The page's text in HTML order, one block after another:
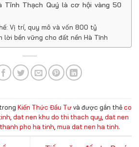
Tĩnh Thạch Quý là cơ hội vàng 50
Vị trí, quy mô và vốn 800 tỷ
lời bền vững cho đất nền Hà Tĩnh
Kiến Thức Đầu Tưvà được gắn thẻco
dat nen khu do thi thach quy dat nen
pho ha tinh mua dat nen ha tinh.